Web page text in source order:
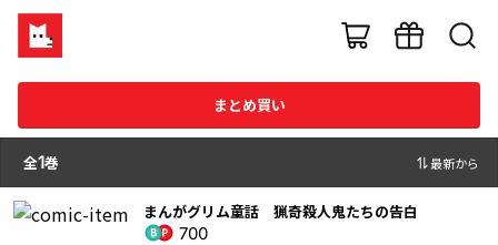
まとめ買い
全1巻 最新から
まんがグリム童話 猟奇殺人鬼たちの告白
700